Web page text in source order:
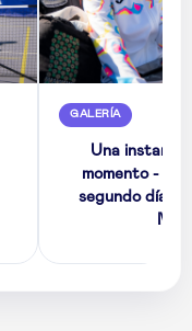
GALERÍA
Una
momento -
segundo día